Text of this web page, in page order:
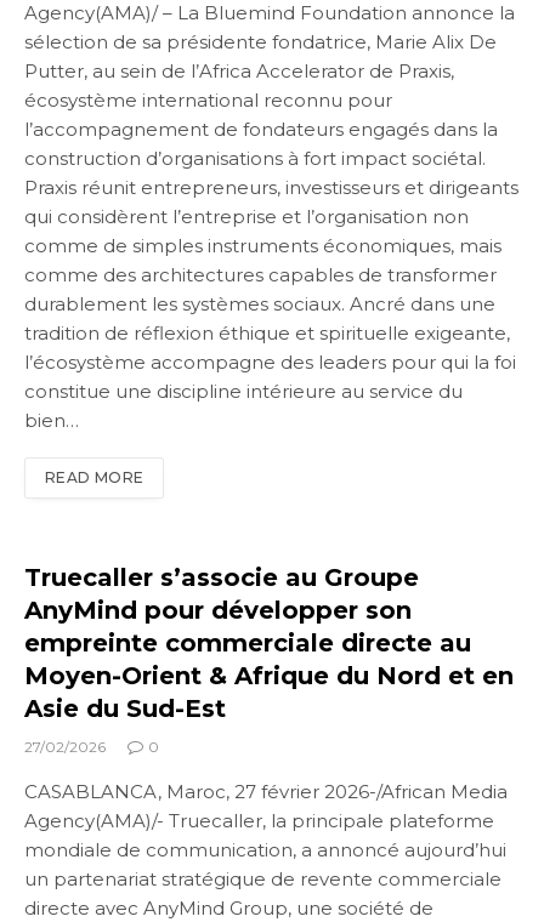
Agency(AMA)/ – La Bluemind Foundation annonce la
sélection de sa présidente fondatrice, Marie Alix De
Putter, au sein de l’Africa Accelerator de Praxis,
écosystème international reconnu pour
l’accompagnement de fondateurs engagés dans la
construction d’organisations à fort impact sociétal.
Praxis réunit entrepreneurs, investisseurs et dirigeants
qui considèrent l’entreprise et l’organisation non
comme de simples instruments économiques, mais
comme des architectures capables de transformer
durablement les systèmes sociaux. Ancré dans une
tradition de réflexion éthique et spirituelle exigeante,
l’écosystème accompagne des leaders pour qui la foi
constitue une discipline intérieure au service du
bien…
READ MORE
Truecaller s’associe au Groupe
AnyMind pour développer son
empreinte commerciale directe au
Moyen-Orient & Afrique du Nord et en
Asie du Sud-Est
27/02/2026 0
CASABLANCA, Maroc, 27 février 2026-/African Media
Agency(AMA)/- Truecaller, la principale plateforme
mondiale de communication, a annoncé aujourd’hui
un partenariat stratégique de revente commerciale
directe avec AnyMind Group, une société de